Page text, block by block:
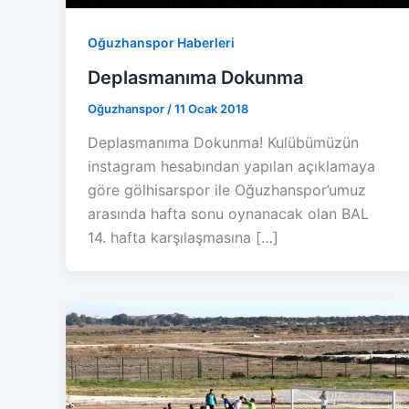
Oğuzhanspor Haberleri
Deplasmanıma Dokunma
Oğuzhanspor /11 Ocak 2018
Deplasmanıma Dokunma! Kulübümüzün
instagram hesabından yapılan açıklamaya
göre gölhisarspor ile Oğuzhanspor’umuz
arasında hafta sonu oynanacak olan BAL
14. hafta karşılaşmasına […]